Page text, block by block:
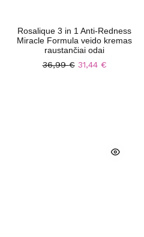
Rosalique 3 in 1 Anti-Redness
Miracle Formula veido kremas
raustančiai odai
36,99€ 31,44 €